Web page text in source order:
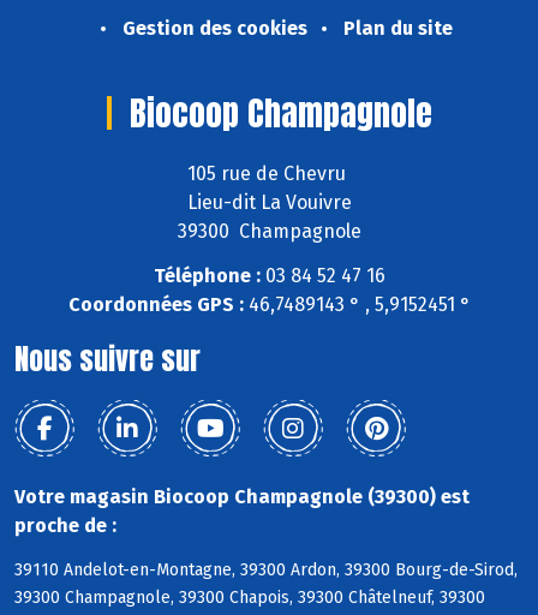
Gestion des cookies
Plan du site
Biocoop Champagnole
105 rue de Chevru
Lieu-dit La Vouivre
39300 Champagnole
Téléphone :03 84 52 47 16
Coordonnées GPS :46,7489143 ° , 5,9152451 °
Nous suivre sur
Votre magasin Biocoop Champagnole (39300) est
proche de :
39110 Andelot-en-Montagne, 39300 Ardon, 39300 Bourg-de-Sirod,
39300 Champagnole, 39300 Chapois, 39300 Châtelneuf, 39300